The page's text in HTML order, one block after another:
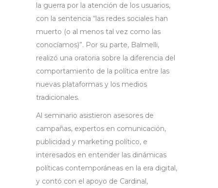
la guerra por la atención de los usuarios,
con la sentencia “las redes sociales han
muerto (o al menos tal vez como las
conocíamos)”. Por su parte, Balmelli,
realizó una oratoria sobre la diferencia del
comportamiento de la política entre las
nuevas plataformas y los medios
tradicionales.
Al seminario asistieron asesores de
campañas, expertos en comunicación,
publicidad y marketing político, e
interesados en entender las dinámicas
políticas contemporáneas en la era digital,
y contó con el apoyo de Cardinal,